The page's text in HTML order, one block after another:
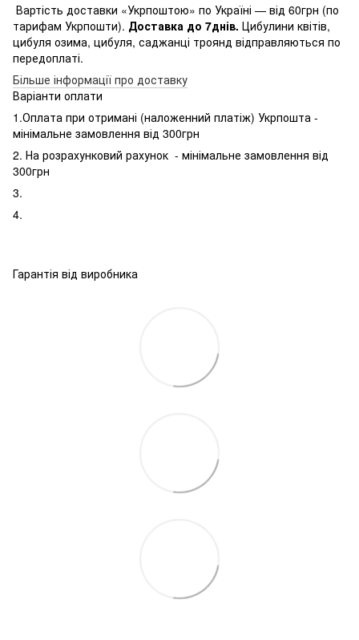
Вартість доставки «Укрпоштою» по Україні — від 60грн (по
тарифам Укрпошти). Доставка до 7днів. Цибулини квітів,
цибуля озима, цибуля, саджанці троянд відправляються по
передоплаті.
Більше інформації про доставку
Варіанти оплати
1.Оплата при отримані (наложенний платіж) Укрпошта -
мінімальне замовлення від 300грн
2. На розрахунковий рахунок - мінімальне замовлення від
300грн
3.
4.
Гарантія від виробника